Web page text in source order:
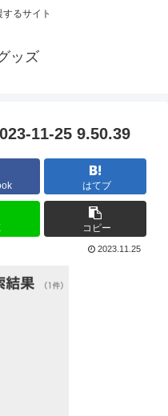
るサイト
ッズ
11-25 9.50.39
はてブ
コピー
2023.11.25